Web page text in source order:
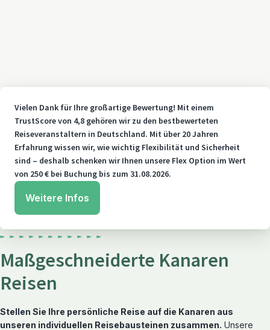
Vielen Dank für Ihre großartige Bewertung! Mit einem
TrustScore von 4,8 gehören wir zu den bestbewerteten
Reiseveranstaltern in Deutschland. Mit über 20 Jahren
Erfahrung wissen wir, wie wichtig Flexibilität und Sicherheit
sind – deshalb schenken wir Ihnen unsere Flex Option im Wert
von 250 € bei Buchung bis zum 31.08.2026.
Weitere Infos
Maßgeschneiderte Kanaren
Reisen
Stellen Sie Ihre persönliche Reise auf die Kanaren aus
unseren individuellen Reisebausteinen zusammen. Unsere